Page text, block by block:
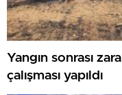
Yangın sonrası
çalışması yapıldı